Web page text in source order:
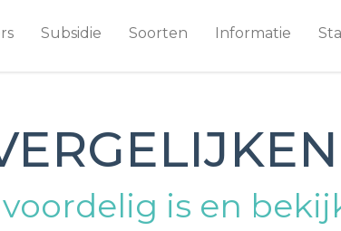
Subsidie Soorten Informatie
is en